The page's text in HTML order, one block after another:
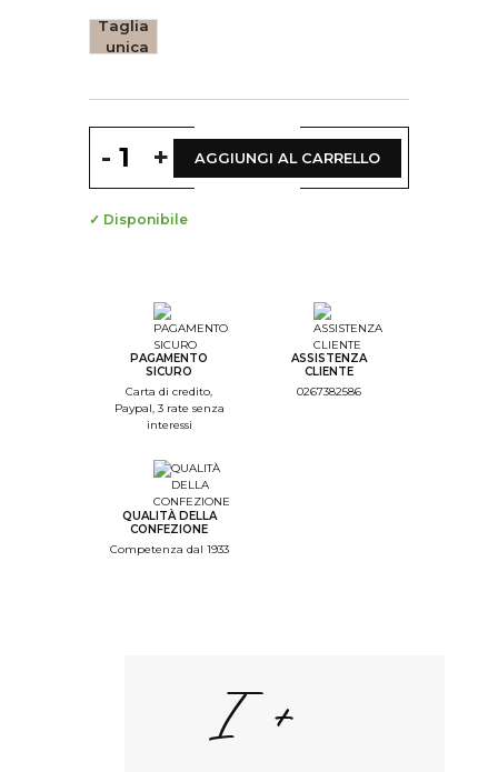
Taglia
unica
- + AGGIUNGI AL CARRELLO
✓ Disponibile
PAGAMENTO
SICURO
Carta di credito,
Paypal, 3 rate senza
interessi
ASSISTENZA
CLIENTE
0267382586
QUALITÀ DELLA
CONFEZIONE
Competenza dal 1933
I +